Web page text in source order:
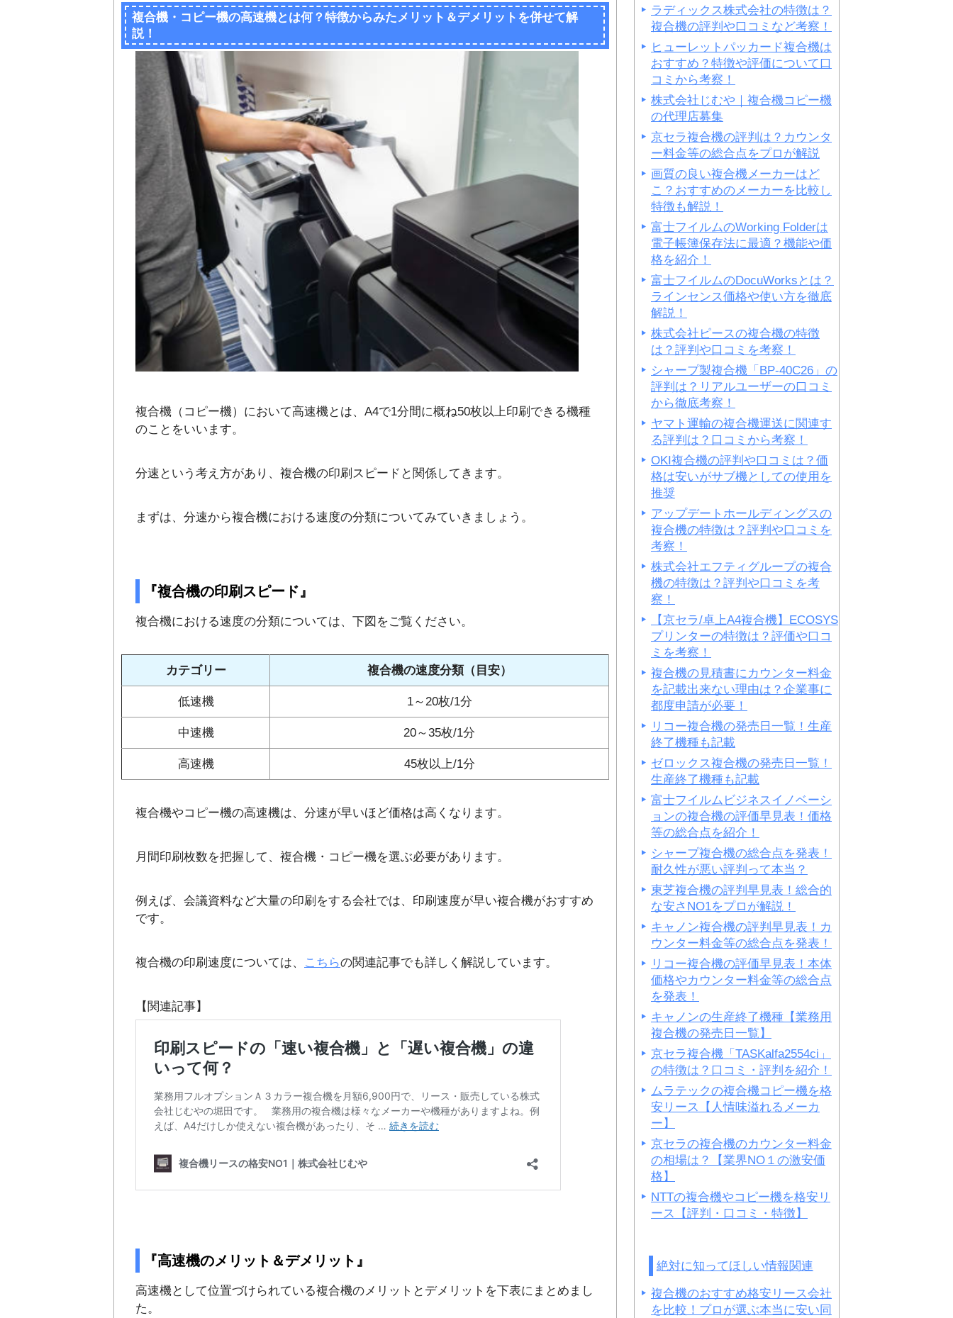
複合機・コピー機の高速機とは何？特徴からみたメリット＆デメリットを併せて解
説！
複合機（コピー機）において高速機とは、A4で1分間に概ね50枚以上印刷できる機種
のことをいいます。
分速という考え方があり、複合機の印刷スピードと関係してきます。
まずは、分速から複合機における速度の分類についてみていきましょう。
『複合機の印刷スピード』
複合機における速度の分類については、下図をご覧ください。
カテゴリー 複合機の速度分類（目安）
低速機 1～20枚/1分
中速機 20～35枚/1分
高速機 45枚以上/1分
複合機やコピー機の高速機は、分速が早いほど価格は高くなります。
月間印刷枚数を把握して、複合機・コピー機を選ぶ必要があります。
例えば、会議資料など大量の印刷をする会社では、印刷速度が早い複合機がおすすめ
です。
複合機の印刷速度については、 こちらの関連記事でも詳しく解説しています。
【関連記事】
『高速機のメリット＆デメリット』
高速機として位置づけられている複合機のメリットとデメリットを下表にまとめまし
た。
ラディックス株式会社の特徴は？
複合機の評判や口コミなど考察！
ヒューレットパッカード複合機は
おすすめ？特徴や評価について口
コミから考察！
株式会社じむや｜複合機コピー機
の代理店募集
京セラ複合機の評判は？カウンタ
ー料金等の総合点をプロが解説
画質の良い複合機メーカーはど
こ？おすすめのメーカーを比較し
特徴も解説！
富士フイルムのWorking Folderは
電子帳簿保存法に最適？機能や価
格を紹介！
富士フイルムのDocuWorksとは？
ラインセンス価格や使い方を徹底
解説！
株式会社ピースの複合機の特徴
は？評判や口コミを考察！
シャープ製複合機「BP-40C26」の
評判は？リアルユーザーの口コミ
から徹底考察！
ヤマト運輸の複合機運送に関連す
る評判は？口コミから考察！
OKI複合機の評判や口コミは？価
格は安いがサブ機としての使用を
推奨
アップデートホールディングスの
複合機の特徴は？評判や口コミを
考察！
株式会社エフティグループの複合
機の特徴は？評判や口コミを考
察！
【京セラ/卓上A4複合機】ECOSYS
プリンターの特徴は？評価や口コ
ミを考察！
複合機の見積書にカウンター料金
を記載出来ない理由は？企業事に
都度申請が必要！
リコー複合機の発売日一覧！生産
終了機種も記載
ゼロックス複合機の発売日一覧！
生産終了機種も記載
富士フイルムビジネスイノベーシ
ョンの複合機の評価早見表！価格
等の総合点を紹介！
シャープ複合機の総合点を発表！
耐久性が悪い評判って本当？
東芝複合機の評判早見表！総合的
な安さNO1をプロが解説！
キャノン複合機の評判早見表！カ
ウンター料金等の総合点を発表！
リコー複合機の評価早見表！本体
価格やカウンター料金等の総合点
を発表！
キャノンの生産終了機種【業務用
複合機の発売日一覧】
京セラ複合機「TASKalfa2554ci」
の特徴は？口コミ・評判を紹介！
ムラテックの複合機コピー機を格
安リース【人情味溢れるメーカ
ー】
京セラの複合機のカウンター料金
の相場は？【業界NO１の激安価
格】
NTTの複合機やコピー機を格安リ
ース【評判・口コミ・特徴】
絶対に知ってほしい情報関連
複合機のおすすめ格安リース会社
を比較！プロが選ぶ本当に安い同